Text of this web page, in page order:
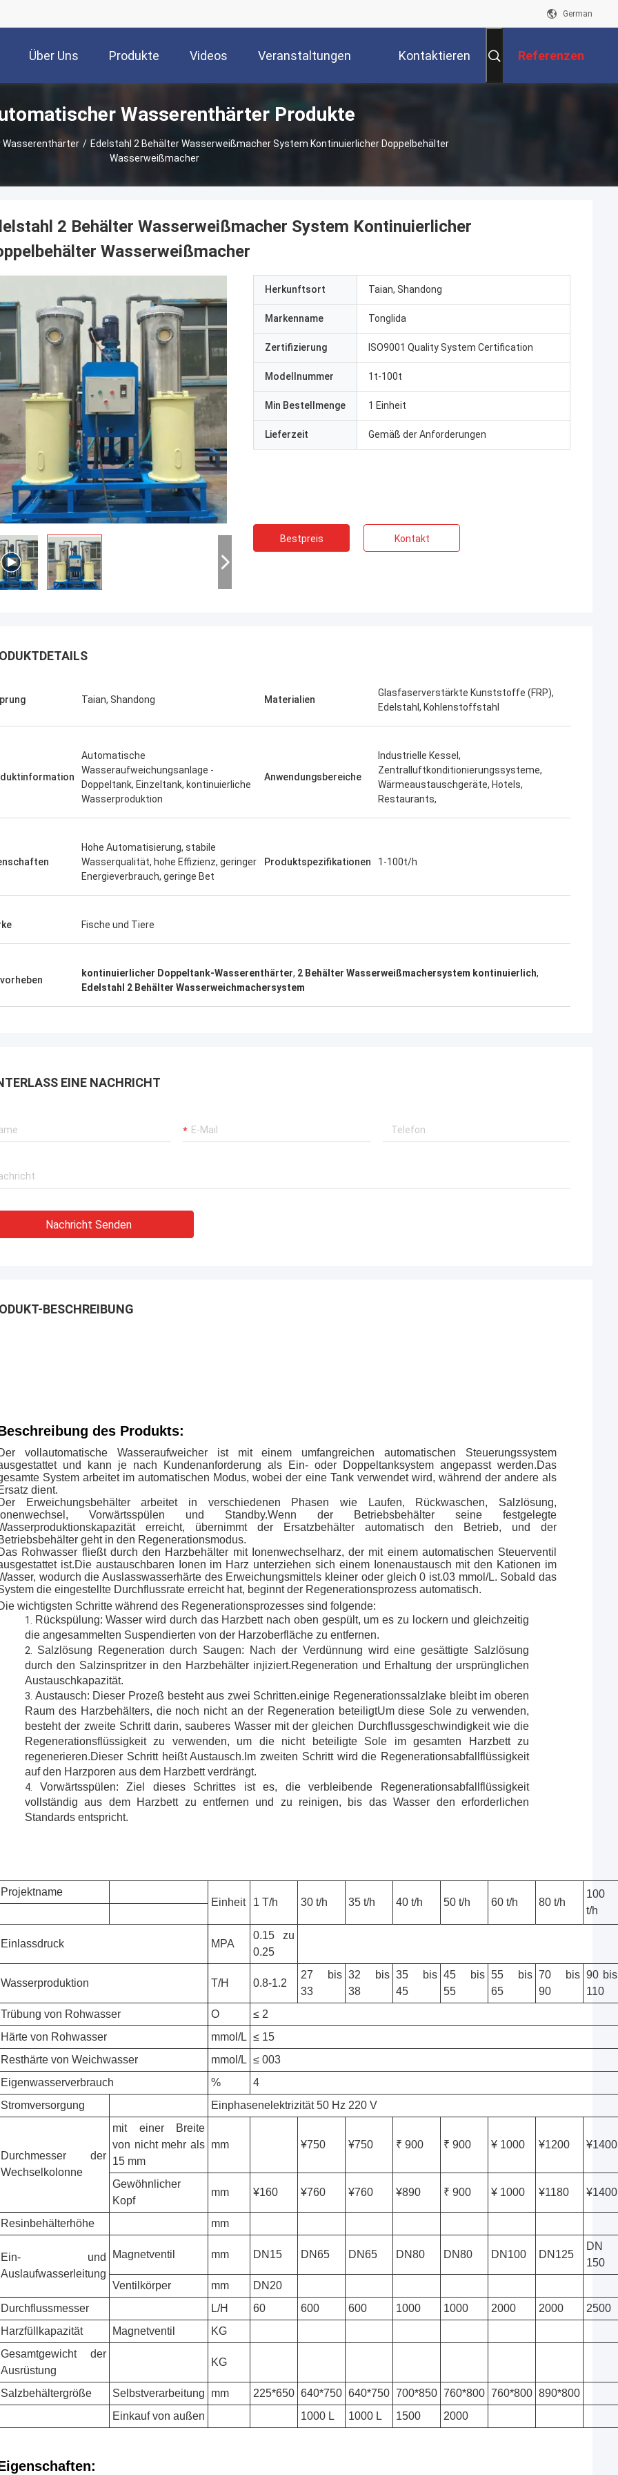
German
Über Uns Produkte Videos Veranstaltungen Kontaktieren Referenzen
Wasserenthärter Produkte
/ Edelstahl 2 Behälter Wasserweißmacher System Kontinuierlicher Doppelbehälter
Wasserweißmacher
2 Behälter Wasserweißmacher System Kontinuierlicher
Wasserweißmacher
Herkunftsort Taian, Shandong
Markenname Tonglida
Zertifizierung ISO9001 Quality System Certification
Modellnummer 1t-100t
Min Bestellmenge 1 Einheit
Lieferzeit Gemäß der Anforderungen
Bestpreis Kontakt
Taian, Shandong Materialien
Glasfaserverstärkte Kunststoffe (FRP),
Edelstahl, Kohlenstoffstahl
Automatische
Wasseraufweichungsanlage -
Doppeltank, Einzeltank, kontinuierliche
Wasserproduktion
Anwendungsbereiche
Industrielle Kessel,
Zentralluftkonditionierungssysteme,
Wärmeaustauschgeräte, Hotels,
Restaurants,
Hohe Automatisierung, stabile
Wasserqualität, hohe Effizienz, geringer
Energieverbrauch, geringe Bet
Produktspezifikationen 1-100t/h
Fische und Tiere
kontinuierlicher Doppeltank-Wasserenthärter, 2 Behälter Wasserweißmachersystem kontinuierlich,
Edelstahl 2 Behälter Wasserweichmachersystem
EINE NACHRICHT
Nachricht Senden
BESCHREIBUNG
des Produkts:
vollautomatische Wasseraufweicher ist mit einem umfangreichen automatischen Steuerungssystem
und kann je nach Kundenanforderung als Ein- oder Doppeltanksystem angepasst werden.Das
System arbeitet im automatischen Modus, wobei der eine Tank verwendet wird, während der andere als
dient.
Erweichungsbehälter arbeitet in verschiedenen Phasen wie Laufen, Rückwaschen, Salzlösung,
Vorwärtsspülen und Standby.Wenn der Betriebsbehälter seine festgelegte
erreicht, übernimmt der Ersatzbehälter automatisch den Betrieb, und der
geht in den Regenerationsmodus.
Rohwasser fließt durch den Harzbehälter mit Ionenwechselharz, der mit einem automatischen Steuerventil
ist.Die austauschbaren Ionen im Harz unterziehen sich einem Ionenaustausch mit den Kationen im
wodurch die Auslasswasserhärte des Erweichungsmittels kleiner oder gleich 0 ist.03 mmol/L. Sobald das
die eingestellte Durchflussrate erreicht hat, beginnt der Regenerationsprozess automatisch.
wichtigsten Schritte während des Regenerationsprozesses sind folgende:
Rückspülung: Wasser wird durch das Harzbett nach oben gespült, um es zu lockern und gleichzeitig
die angesammelten Suspendierten von der Harzoberfläche zu entfernen.
Salzlösung Regeneration durch Saugen: Nach der Verdünnung wird eine gesättigte Salzlösung
durch den Salzinspritzer in den Harzbehälter injiziert.Regeneration und Erhaltung der ursprünglichen
Austauschkapazität.
Austausch: Dieser Prozeß besteht aus zwei Schritten.einige Regenerationssalzlake bleibt im oberen
Raum des Harzbehälters, die noch nicht an der Regeneration beteiligtUm diese Sole zu verwenden,
besteht der zweite Schritt darin, sauberes Wasser mit der gleichen Durchflussgeschwindigkeit wie die
Regenerationsflüssigkeit zu verwenden, um die nicht beteiligte Sole im gesamten Harzbett zu
regenerieren.Dieser Schritt heißt Austausch.Im zweiten Schritt wird die Regenerationsabfallflüssigkeit
auf den Harzporen aus dem Harzbett verdrängt.
Vorwärtsspülen: Ziel dieses Schrittes ist es, die verbleibende Regenerationsabfallflüssigkeit
vollständig aus dem Harzbett zu entfernen und zu reinigen, bis das Wasser den erforderlichen
Standards entspricht.
Projektname
Einheit
1 T/h 30 t/h 35 t/h 40 t/h 50 t/h 60 t/h 80 t/h
100
t/h
Einlassdruck MPA
0.15 zu
0.25
Wasserproduktion T/H 0.8-1.2
27 bis
33
32 bis
38
35 bis
45
45 bis
55
55 bis
65
70 bis
90
90 bis
110
Trübung von Rohwasser
O
≤ 2
Härte von Rohwasser
mmol/L ≤ 15
Resthärte von Weichwasser
mmol/L ≤ 003
Eigenwasserverbrauch
%
4
Stromversorgung
Einphasenelektrizität 50 Hz 220 V
Durchmesser der
Wechselkolonne
mit einer Breite
von nicht mehr als
15 mm
mm ¥750 ¥750 ₹ 900 ₹ 900 ¥ 1000 ¥1200 ¥1400
Gewöhnlicher
Kopf
mm ¥160 ¥760 ¥760 ¥890 ₹ 900 ¥ 1000 ¥1180 ¥1400
Resinbehälterhöhe mm
Ein- und
Auslaufwasserleitung
Magnetventil mm DN15 DN65 DN65 DN80 DN80 DN100 DN125
DN
150
Ventilkörper
mm
DN20
Durchflussmesser
L/H 60 600 600 1000 1000 2000 2000
2500
Harzfüllkapazität
Magnetventil
KG
Gesamtgewicht der
Ausrüstung
KG
Salzbehältergröße Selbstverarbeitung mm 225*650 640*750 640*750 700*850 760*800 760*800 890*800
Einkauf von außen
1000 L 1000 L 1500 2000